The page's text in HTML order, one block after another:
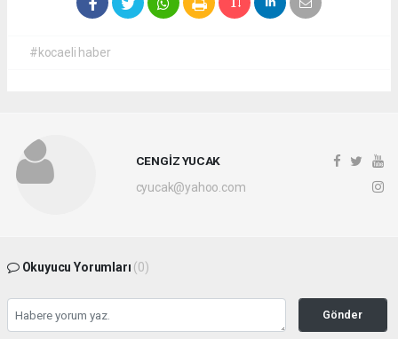
#kocaeli haber
CENGİZ YUCAK
cyucak@yahoo.com
Okuyucu Yorumları (0)
Gönder